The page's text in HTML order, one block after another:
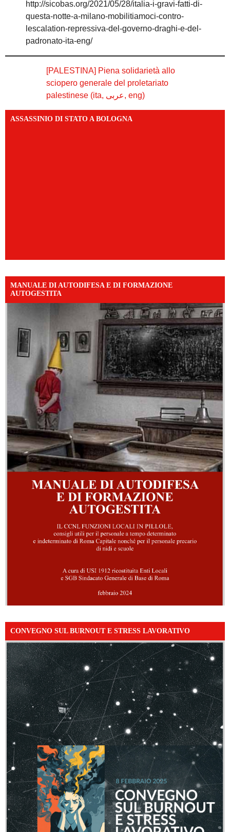
http://sicobas.org/2021/05/28/italia-i-gravi-fatti-di-
questa-notte-a-milano-mobilitiamoci-contro-
lescalation-repressiva-del-governo-draghi-e-del-
padronato-ita-eng/
[PALESTINA] Piena solidarietà allo
sciopero generale del proletariato
palestinese (ita, عربى, eng)
ASSASSINIO DI STATO A BOLOGNA
MANUALE DI AUTODIFESA E DI FORMAZIONE
AUTOGESTITA
CONVEGNO SUL BURNOUT E STRESS LAVORATIVO